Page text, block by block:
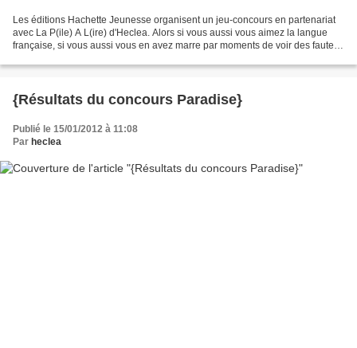
Les éditions Hachette Jeunesse organisent un jeu-concours en partenariat
avec La P(ile) A L(ire) d'Heclea. Alors si vous aussi vous aimez la langue
française, si vous aussi vous en avez marre par moments de voir des fautes
{Résultats du concours Paradise}
Publié le 15/01/2012 à 11:08
Par heclea